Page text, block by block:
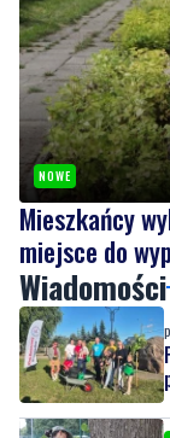
NOWE
Mieszkańcy
miejsce do
Wiadomości